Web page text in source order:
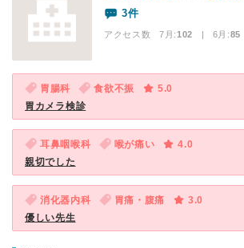
3件
アクセス数 7月:102 | 6月:85
胃腸科 食欲不振
5.0
胃カメラ検診
耳鼻咽喉科 喉が痛い
4.0
親切でした
消化器内科 胃痛・腹痛
3.0
優しい先生